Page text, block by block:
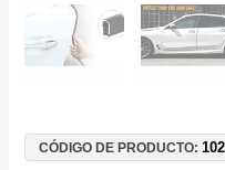
CÓDIGO DE PRODUCTO: